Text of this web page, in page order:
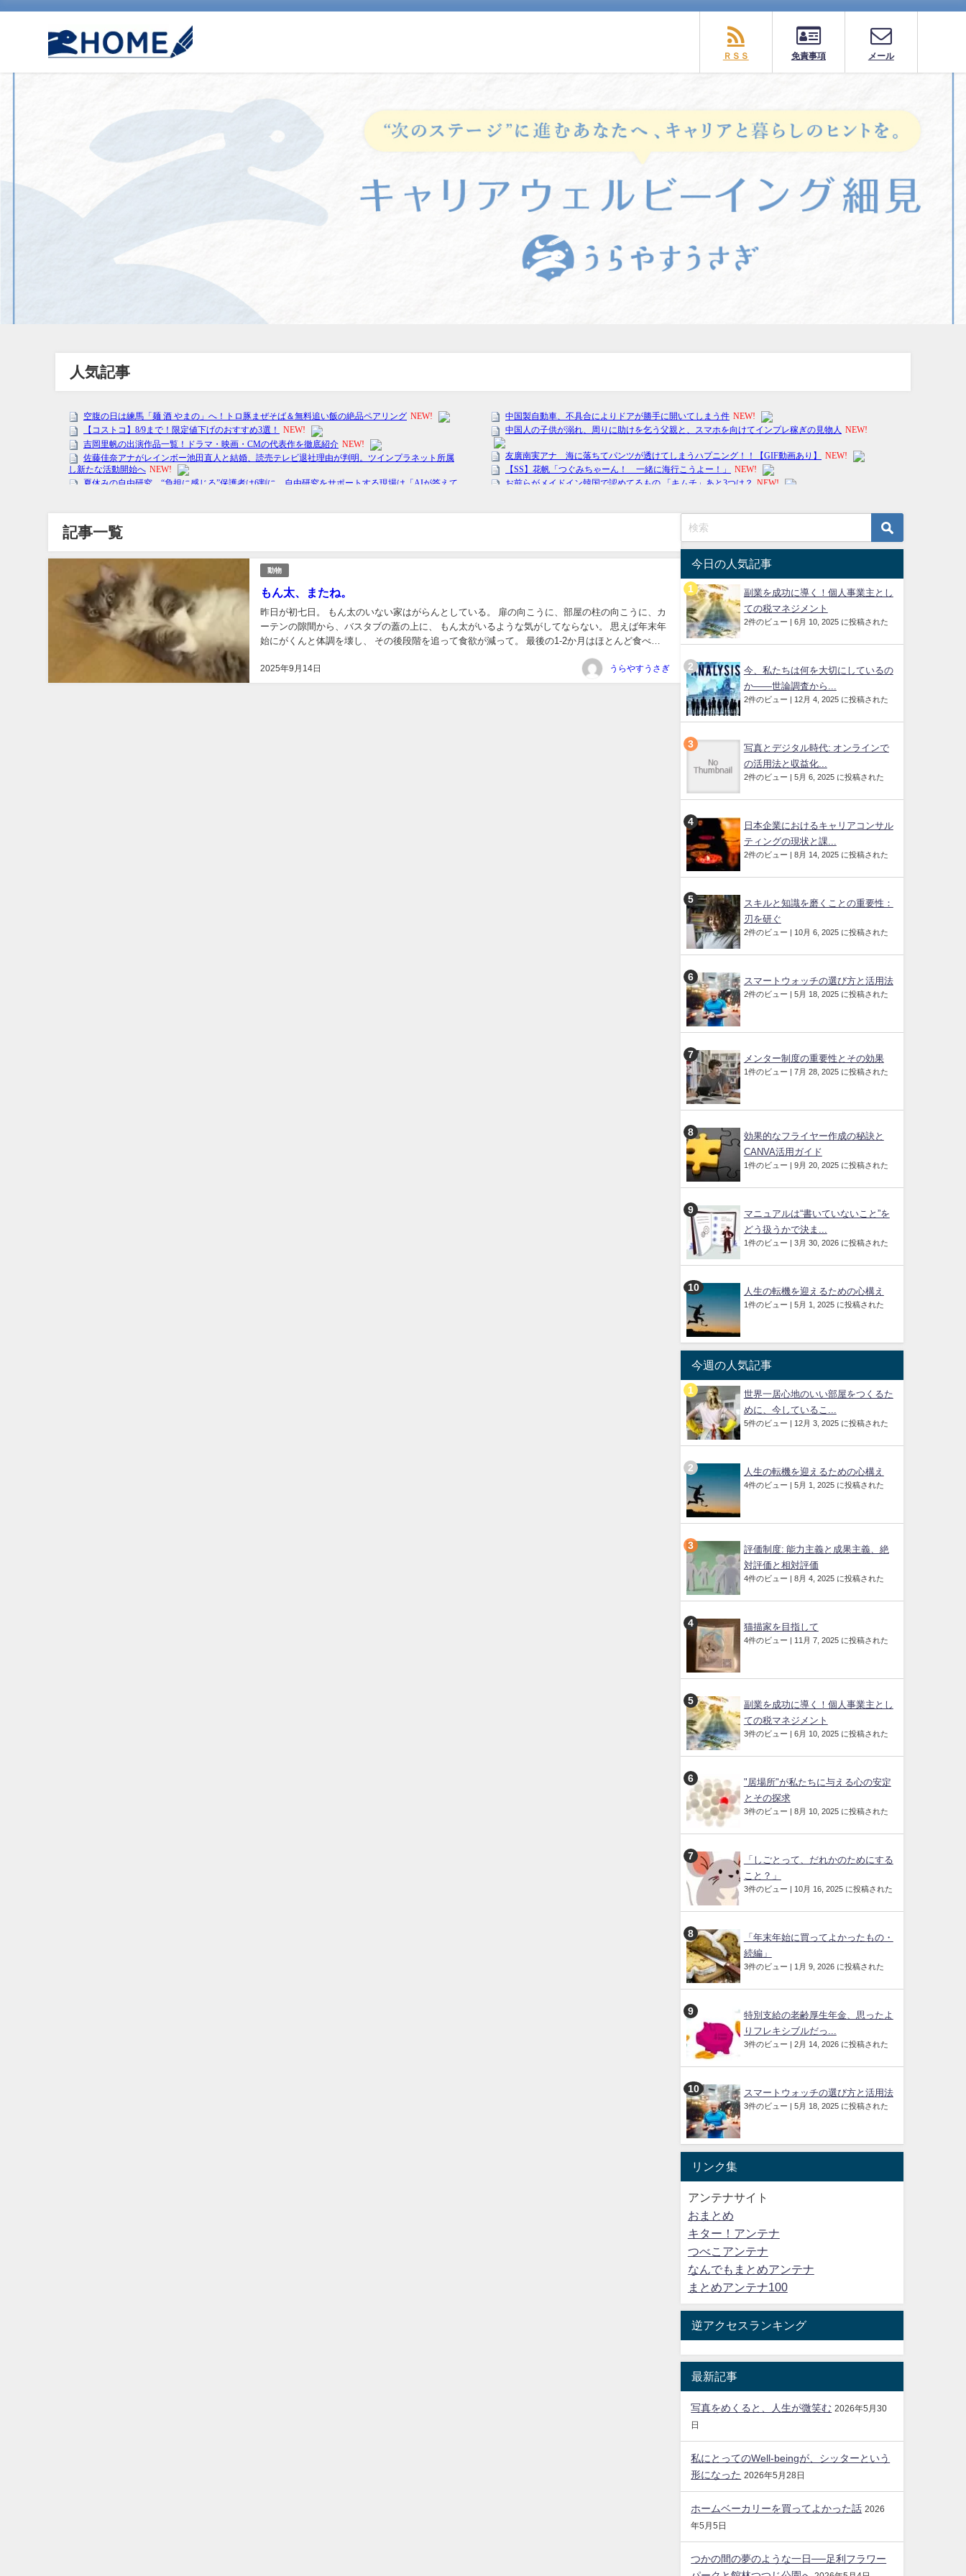
ＲＳＳ 免責事項 メール
人気記事
記事一覧
動物
もん太、またね。
2025年9月14日
昨日が初七日。 もん太のいない家はがらんとしている。 扉の向こうに、部屋の柱の向こうに、カ
ーテンの隙間から、バスタブの蓋の上に、 もん太がいるような気がしてならない。 思えば年末年
始にがくんと体調を壊し、 その後段階を追って食欲が減って。 最後の1-2か月はほとんど食べら
うらやすうさぎ
今日の人気記事
副業を成功に導く！個人事業主とし
ての税マネジメント
2件のビュー | 6月 10, 2025 に投稿された
今、私たちは何を大切にしているの
か——世論調査から...
2件のビュー | 12月 4, 2025 に投稿された
写真とデジタル時代: オンラインで
の活用法と収益化...
2件のビュー | 5月 6, 2025 に投稿された
日本企業におけるキャリアコンサル
ティングの現状と課...
2件のビュー | 8月 14, 2025 に投稿された
スキルと知識を磨くことの重要性：
刃を研ぐ
2件のビュー | 10月 6, 2025 に投稿された
スマートウォッチの選び方と活用法
2件のビュー | 5月 18, 2025 に投稿された
メンター制度の重要性とその効果
1件のビュー | 7月 28, 2025 に投稿された
効果的なフライヤー作成の秘訣と
CANVA活用ガイド
1件のビュー | 9月 20, 2025 に投稿された
マニュアルは“書いていないこと”を
どう扱うかで決ま...
1件のビュー | 3月 30, 2026 に投稿された
人生の転機を迎えるための心構え
1件のビュー | 5月 1, 2025 に投稿された
今週の人気記事
世界一居心地のいい部屋をつくるた
めに、今しているこ...
5件のビュー | 12月 3, 2025 に投稿された
人生の転機を迎えるための心構え
4件のビュー | 5月 1, 2025 に投稿された
評価制度: 能力主義と成果主義、絶
対評価と相対評価
4件のビュー | 8月 4, 2025 に投稿された
猫描家を目指して
4件のビュー | 11月 7, 2025 に投稿された
副業を成功に導く！個人事業主とし
ての税マネジメント
3件のビュー | 6月 10, 2025 に投稿された
"居場所"が私たちに与える心の安定
とその探求
3件のビュー | 8月 10, 2025 に投稿された
「しごとって、だれかのためにする
こと？」
3件のビュー | 10月 16, 2025 に投稿された
「年末年始に買ってよかったもの・
続編」
3件のビュー | 1月 9, 2026 に投稿された
特別支給の老齢厚生年金、思ったよ
りフレキシブルだっ...
3件のビュー | 2月 14, 2026 に投稿された
スマートウォッチの選び方と活用法
3件のビュー | 5月 18, 2025 に投稿された
リンク集
アンテナサイト
おまとめ
キター！アンテナ
つべこアンテナ
なんでもまとめアンテナ
まとめアンテナ100
逆アクセスランキング
最新記事
写真をめくると、人生が微笑む 2026年5月30
日
私にとってのWell-beingが、シッターという
形になった 2026年5月28日
ホームベーカリーを買ってよかった話 2026
年5月5日
つかの間の夢のような一日──足利フラワー